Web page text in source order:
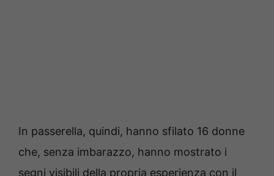
In passerella, quindi, hanno sfilato 16 donne
che, senza imbarazzo, hanno mostrato i
segni visibili della propria esperienza con il